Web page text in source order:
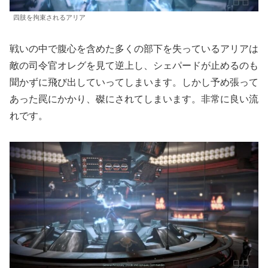
四肢を拘束されるアリア
戦いの中で腹心を含めた多くの部下を失っているアリアは
敵の司令官オレグを見て逆上し、シェパードが止めるのも
聞かずに飛び出していってしまいます。しかし予め張って
あった罠にかかり、磔にされてしまいます。非常に良い流
れです。